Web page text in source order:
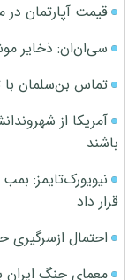
قیمت آپارتمان در منطقه 22 تهران
سی‌ان‌ان: ذخایر
تماس بن‌سلمان با
آمریکا از
باشند
قرار داد
احتمال ازسرگیری
معمای جنگ ایران